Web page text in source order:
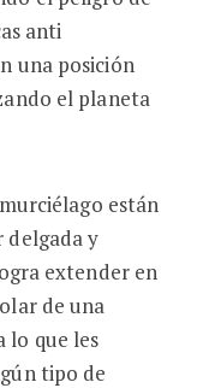
anti
una posición
el planeta
están
delgada y
extender en
de una
lo que les
tipo de